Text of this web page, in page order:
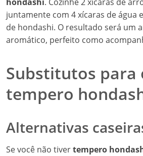
juntamente com 4 xícaras de água
de hondashi. O resultado será um
aromático, perfeito como
Substitutos para
tempero
Alternativas
Se você não tivertempero